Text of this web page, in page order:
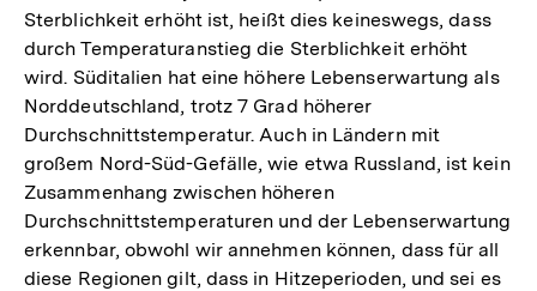
Fußnote
Sterblichkeit erhöht ist, heißt dies keineswegs, dass
durch Temperaturanstieg die Sterblichkeit erhöht
wird. Süditalien hat eine höhere Lebenserwartung als
Norddeutschland, trotz 7 Grad höherer
Durchschnittstemperatur. Auch in Ländern mit
großem Nord-Süd-Gefälle, wie etwa Russland, ist kein
Zusammenhang zwischen höheren
Durchschnittstemperaturen und der Lebenserwartung
erkennbar, obwohl wir annehmen können, dass für all
diese Regionen gilt, dass in Hitzeperioden, und sei es